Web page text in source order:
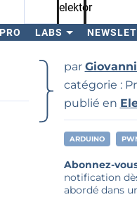
LABS
Rechercher
par
catégorie :
publié en
ARDUINO
Abonnez-
notification
abordé dans